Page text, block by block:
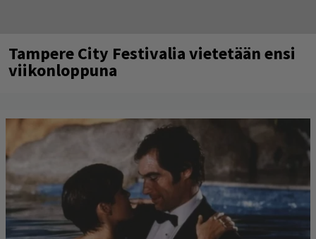
Tampere City Festivalia vietetään ensi
viikonloppuna